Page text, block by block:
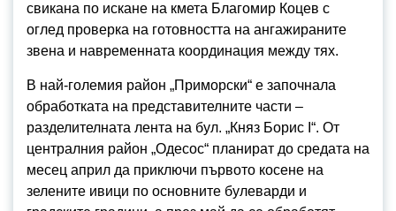
свикана по искане на кмета Благомир Коцев с
оглед проверка на готовността на ангажираните
звена и навременната координация между тях.
В най-големия район „Приморски“ е започнала
обработката на представителните части –
разделителната лента на бул. „Княз Борис I“. От
централния район „Одесос“ планират до средата на
месец април да приключи първото косене на
зелените ивици по основните булеварди и